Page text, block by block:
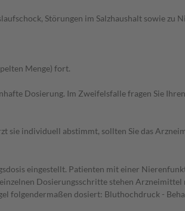
Störungen im Salzhaushalt sowie zu
Menge) fort.
Dosierung. Im Zweifelsfalle fragen Sie
sie individuell abstimmt, sollten Sie das
eingestellt. Patienten mit einer
Dosierungsschritte stehen
folgendermaßen dosiert: Bluthochdruck -